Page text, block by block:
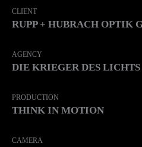
CLIENT
RUPP + HUBRACH OPTIK
AGENCY
DIE KRIEGER DES LICHTS
PRODUCTION
THINK IN MOTION
CAMERA